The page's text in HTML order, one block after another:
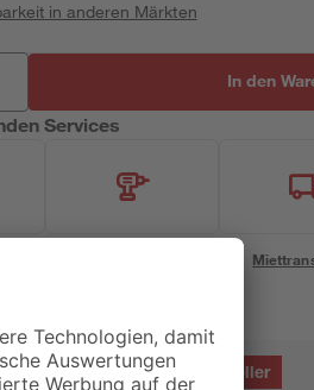
in anderen Märkten
In den
Services
Bestseller